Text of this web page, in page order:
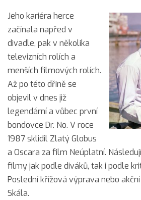
Jeho kariéra herce
začínala napřed v
divadle, pak v několika
televizních rolích a
menších filmových rolích.
Až po této dřině se
objevil v dnes již
legendární a vůbec první
bondovce Dr. No. V roce
1987 sklidil Zlatý Globus
a Oscara za film Neúplatní.
filmy jak podle diváků, tak i podle
Poslední křížová výprava nebo
Skála.